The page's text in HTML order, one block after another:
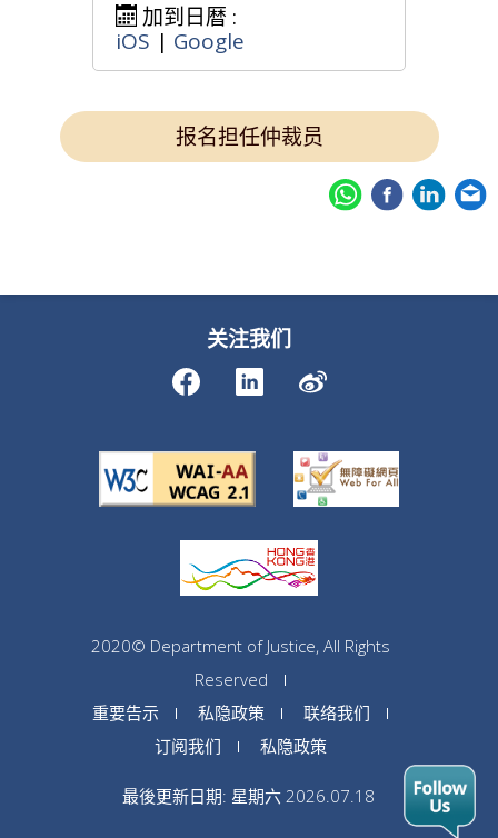
加到日暦 :
iOS | Google
报名担任仲裁员
关注我们
2020© Department of Justice, All Rights
Reserved
重要告示
私隐政策
联络我们
订阅我们
私隐政策
最後更新日期: 星期六 2026.07.18